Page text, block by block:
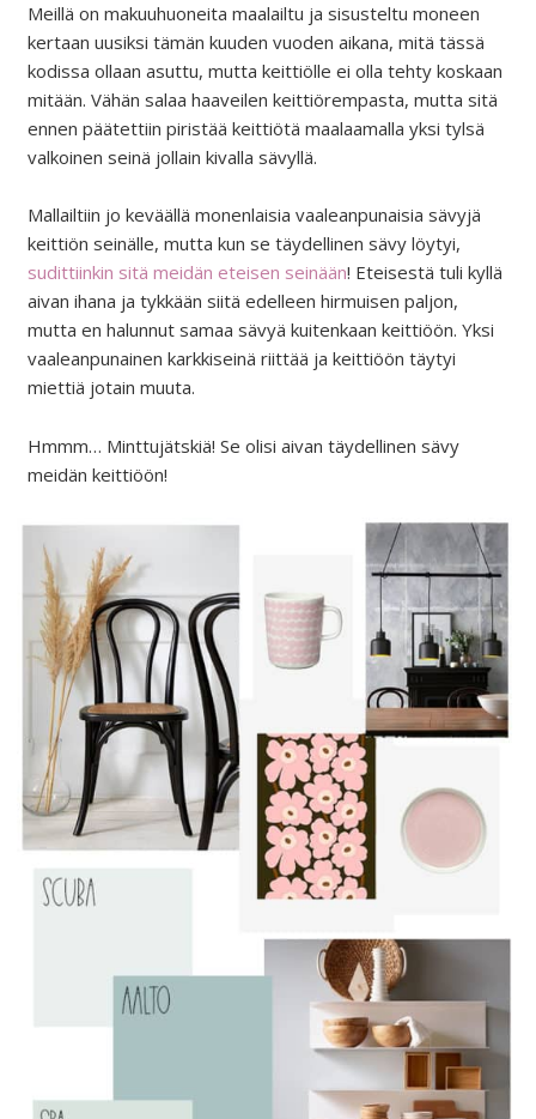
Meillä on makuuhuoneita maalailtu ja sisusteltu moneen
kertaan uusiksi tämän kuuden vuoden aikana, mitä tässä
kodissa ollaan asuttu, mutta keittiölle ei olla tehty koskaan
mitään. Vähän salaa haaveilen keittiörempasta, mutta sitä
ennen päätettiin piristää keittiötä maalaamalla yksi tylsä
valkoinen seinä jollain kivalla sävyllä.
Mallailtiin jo keväällä monenlaisia vaaleanpunaisia sävyjä
keittiön seinälle, mutta kun se täydellinen sävy löytyi,
sudittiinkin sitä meidän eteisen seinään! Eteisestä tuli kyllä
aivan ihana ja tykkään siitä edelleen hirmuisen paljon,
mutta en halunnut samaa sävyä kuitenkaan keittiöön. Yksi
vaaleanpunainen karkkiseinä riittää ja keittiöön täytyi
miettiä jotain muuta.
Hmmm… Minttujätskiä! Se olisi aivan täydellinen sävy
meidän keittiöön!